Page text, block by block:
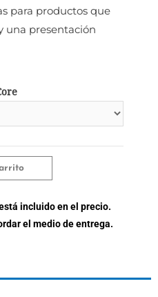
para productos que
una presentación
incluido en el precio.
el medio de entrega.